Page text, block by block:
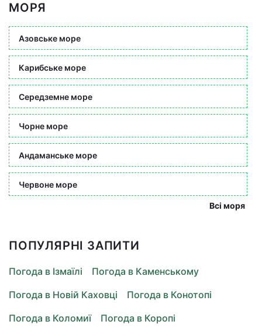
МОРЯ
Азовське море
Карибське море
Середземне море
Чорне море
Андаманське море
Червоне море
Всі моря
ПОПУЛЯРНІ ЗАПИТИ
Погода в Ізмаїлі
Погода в Каменському
Погода в Новій Каховці
Погода в Конотопі
Погода в Коломиї
Погода в Коропі